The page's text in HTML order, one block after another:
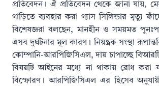
প্রতিবেদন। ঐ প্রতিবেদন থেকে জানা যায়,
গাড়িতে ব্যবহার করা গ্যাস সিলিন্ডার মৃত্যু
বিশেষজ্ঞরা বলছেন, মানহীন ও সময়মত
এসব দুর্ঘটনার মূল কারণ। নিয়ন্ত্রক সংস্থা
কোম্পানি-আরপিজিসিএল, দায় চাপাচ্ছে
বিষয়টি আইনের মধ্যে না থাকায় রোধ করা
বিস্ফোরণ। আরপিজিসিএল এর হিসেব অনুযায়ী